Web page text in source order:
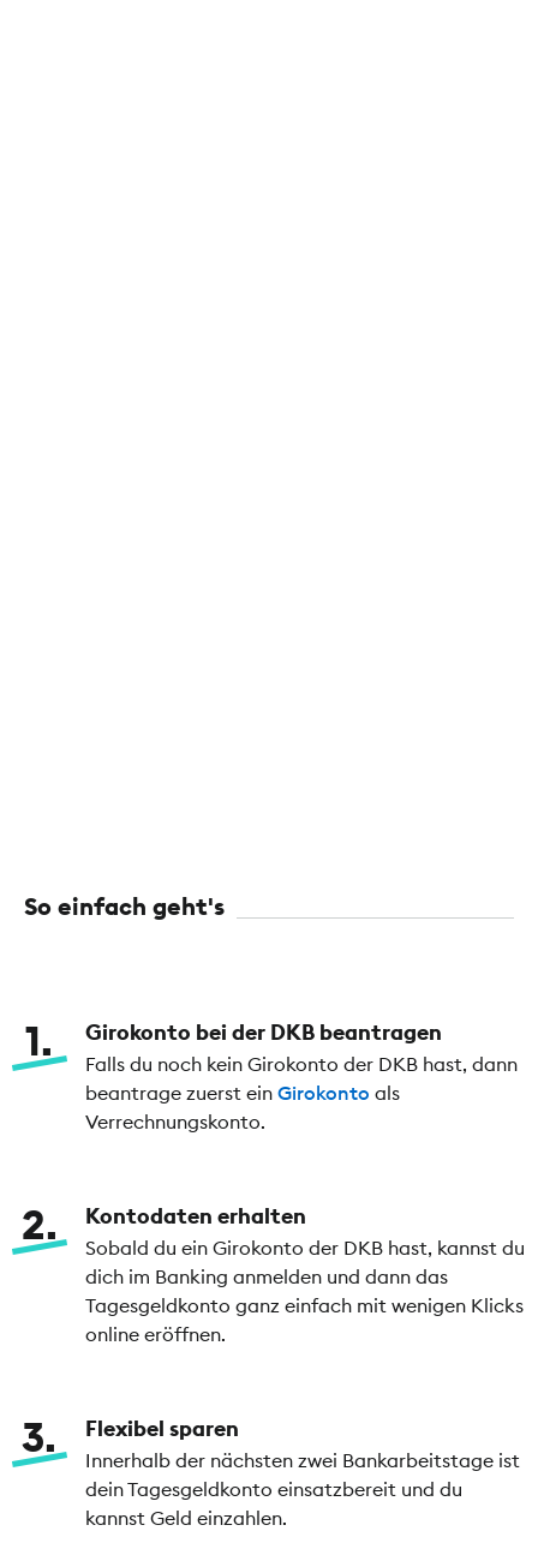
So einfach geht's
1 Girokonto bei der DKB beantragen
Falls du noch kein Girokonto der DKB hast, dann
beantrage zuerst ein Girokonto als
Verrechnungskonto.
2 Kontodaten erhalten
Sobald du ein Girokonto der DKB hast, kannst du
dich im Banking anmelden und dann das
Tagesgeldkonto ganz einfach mit wenigen Klicks
online eröffnen.
3 Flexibel sparen
Innerhalb der nächsten zwei Bankarbeitstage ist
dein Tagesgeldkonto einsatzbereit und du
kannst Geld einzahlen.